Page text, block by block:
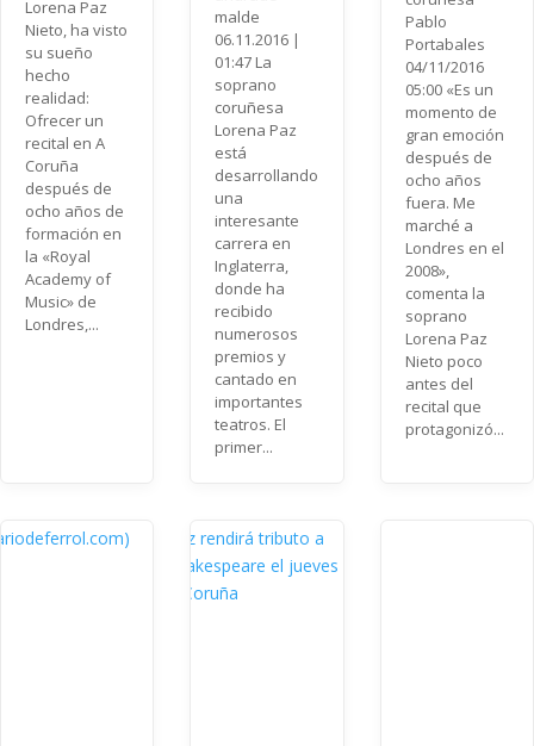
Lorena Paz
Nieto, ha visto
su sueño
hecho
realidad:
Ofrecer un
recital en A
Coruña
después de
ocho años de
formación en
la «Royal
Academy of
Music» de
Londres,...
malde
06.11.2016 |
01:47 La
soprano
coruñesa
Lorena Paz
está
desarrollando
una
interesante
carrera en
Inglaterra,
donde ha
recibido
numerosos
premios y
cantado en
importantes
teatros. El
primer...
Pablo
Portabales
04/11/2016
05:00 «Es un
momento de
gran emoción
después de
ocho años
fuera. Me
marché a
Londres en el
2008»,
comenta la
soprano
Lorena Paz
Nieto poco
antes del
recital que
protagonizó...